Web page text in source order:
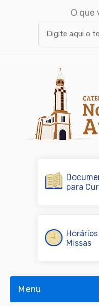
O que
para
Missas
Menu